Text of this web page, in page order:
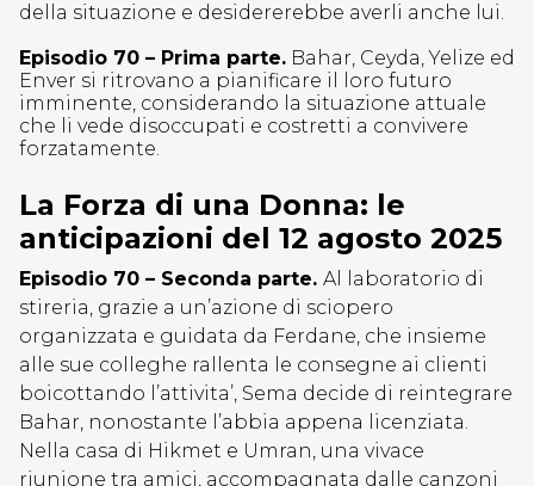
della situazione e desidererebbe averli anche lui.
Episodio 70 – Prima parte. Bahar, Ceyda, Yelize ed
Enver si ritrovano a pianificare il loro futuro
imminente, considerando la situazione attuale
che li vede disoccupati e costretti a convivere
forzatamente.
La Forza di una Donna: le
anticipazioni del 12 agosto 2025
Episodio 70 – Seconda parte. Al laboratorio di
stireria, grazie a un’azione di sciopero
organizzata e guidata da Ferdane, che insieme
alle sue colleghe rallenta le consegne ai clienti
boicottando l’attivita’, Sema decide di reintegrare
Bahar, nonostante l’abbia appena licenziata.
Nella casa di Hikmet e Umran, una vivace
riunione tra amici, accompagnata dalle canzoni